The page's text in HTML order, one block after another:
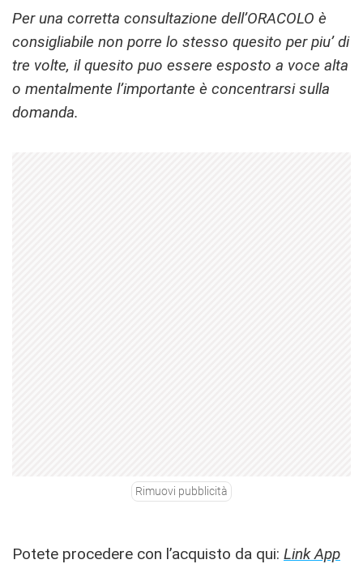
Per una corretta consultazione dell’ORACOLO è
consigliabile non porre lo stesso quesito per piu’ di
tre volte, il quesito puo essere esposto a voce alta
o mentalmente l’importante è concentrarsi sulla
domanda.
Rimuovi pubblicità
Potete procedere con l’acquisto da qui: Link App